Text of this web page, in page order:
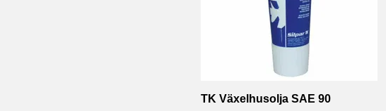
TK Växelhusolja SAE 90